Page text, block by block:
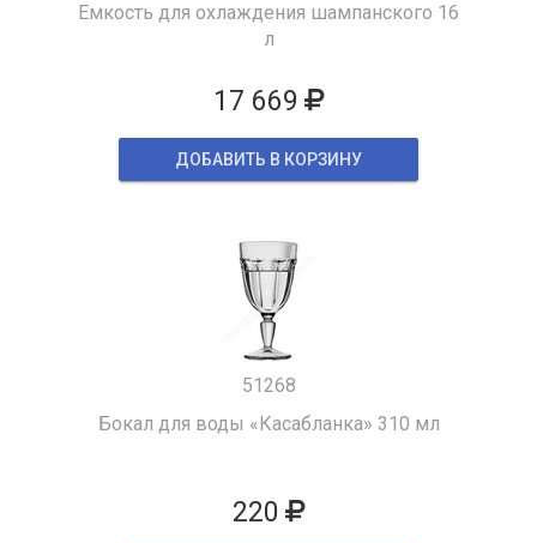
Емкость для охлаждения шампанского 16
л
17 669
ДОБАВИТЬ В КОРЗИНУ
51268
Бокал для воды «Касабланка» 310 мл
220